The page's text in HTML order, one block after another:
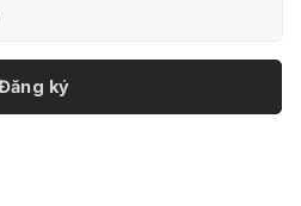
chuyên nghiệp
ký